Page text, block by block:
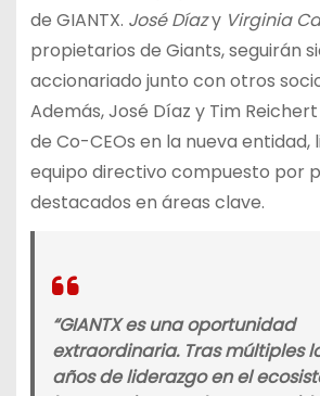
de GIANTX. José Díazy Virginia
propietarios de Giants, seguirán
accionariado junto con otros
Además, José Díaz y Tim
de Co-CEOs en la nueva entidad,
equipo directivo compuesto por
destacados en áreas clave.
“GIANTX es una oportunidad
extraordinaria. Tras múltiples
años de liderazgo en el